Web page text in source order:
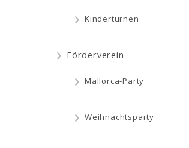
Kinderturnen
Förderverein
Mallorca-Party
Weihnachtsparty